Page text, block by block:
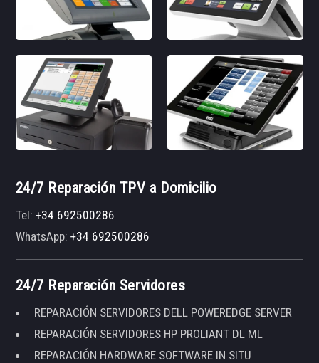
24/7 Reparación TPV a Domicilio
Tel:+34 692500286
WhatsApp:+34 692500286
24/7 Reparación Servidores
REPARACIÓN SERVIDORES DELL POWEREDGE SERVER
REPARACIÓN SERVIDORES HP PROLIANT DL ML
REPARACIÓN HARDWARE SOFTWARE IN SITU